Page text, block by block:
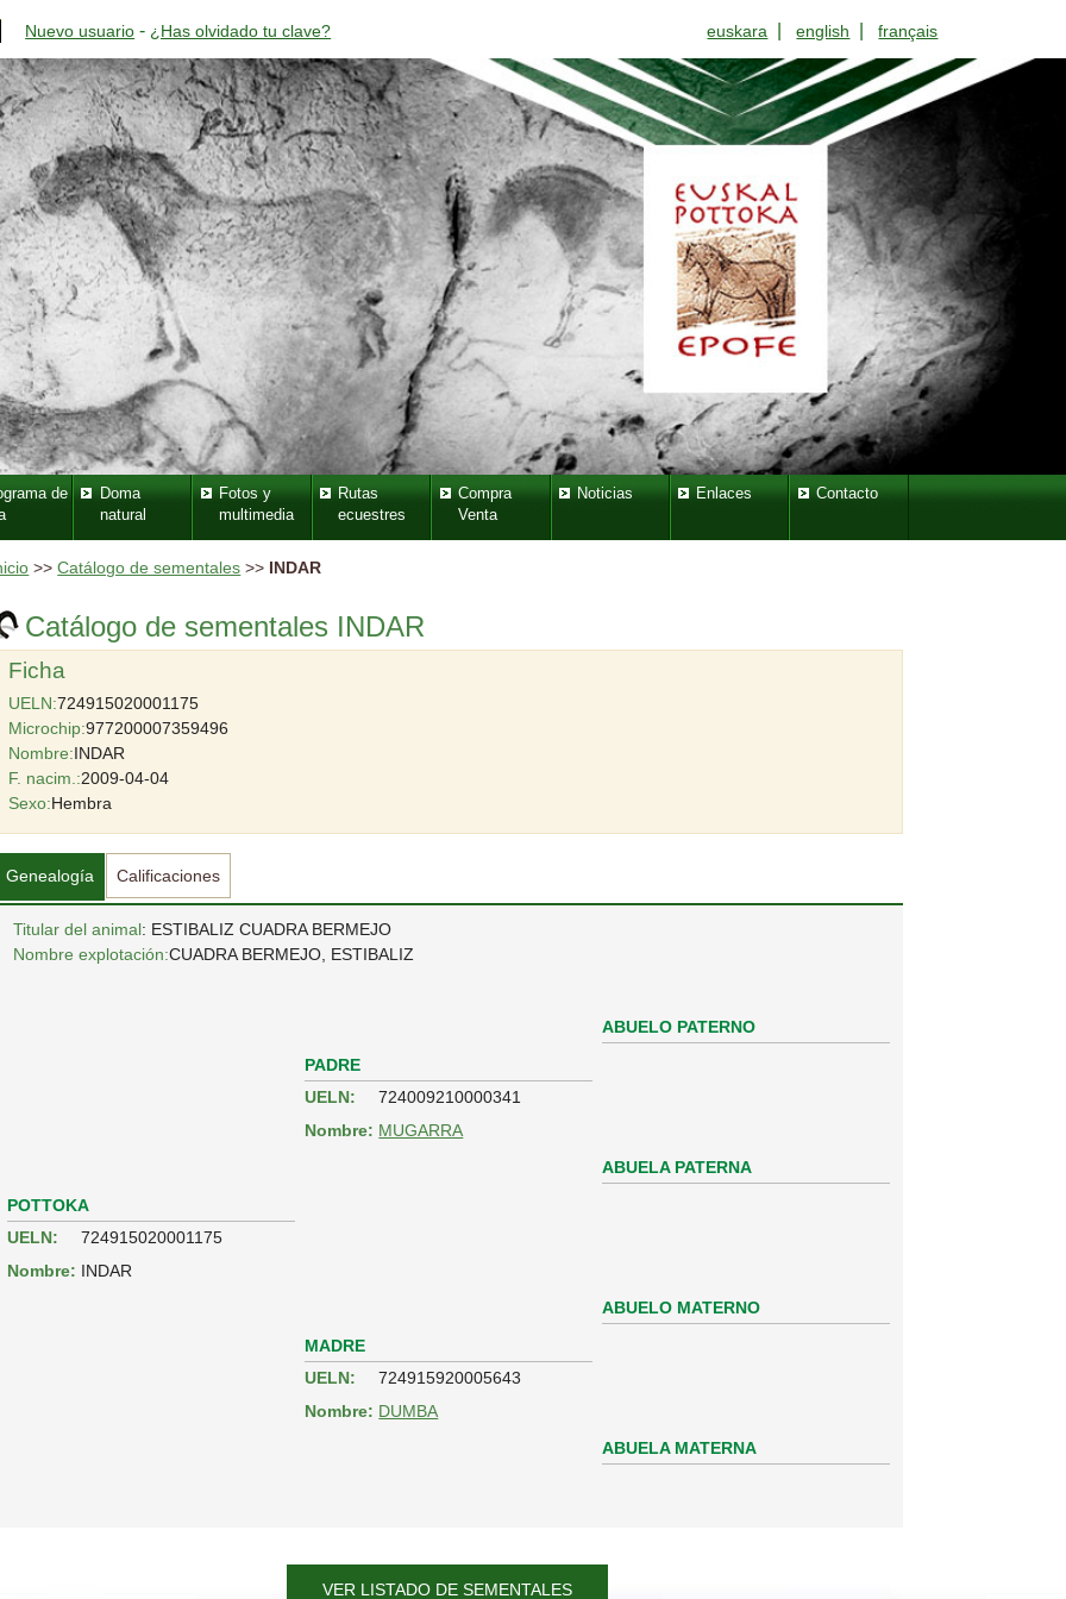
Nuevo usuario - ¿Has olvidado tu clave? euskara |english |français
de
Doma
natural
Fotos y
multimedia
Rutas
ecuestres
Compra
Venta
Noticias Enlaces Contacto
>>Catálogo de sementales >> INDAR
Catálogo de sementales INDAR
Ficha
UELN:724915020001175
Microchip:977200007359496
Nombre:INDAR
F. nacim.:2009-04-04
Sexo:Hembra
Genealogía Calificaciones
Titular del animal: ESTIBALIZ CUADRA BERMEJO
Nombre explotación:CUADRA BERMEJO, ESTIBALIZ
POTTOKA
UELN:
724915020001175
Nombre: INDAR
PADRE
UELN:
724009210000341
Nombre: MUGARRA
ABUELO PATERNO
ABUELA PATERNA
MADRE
UELN:
724915920005643
Nombre: DUMBA
ABUELO MATERNO
ABUELA MATERNA
VER LISTADO DE SEMENTALES